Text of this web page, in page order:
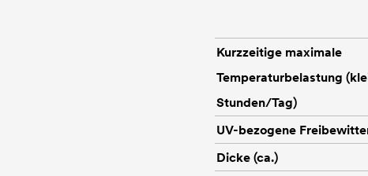
Kurzzeitige maximale
Temperaturbelastung
Stunden/Tag)
UV-bezogene
Dicke (ca.)